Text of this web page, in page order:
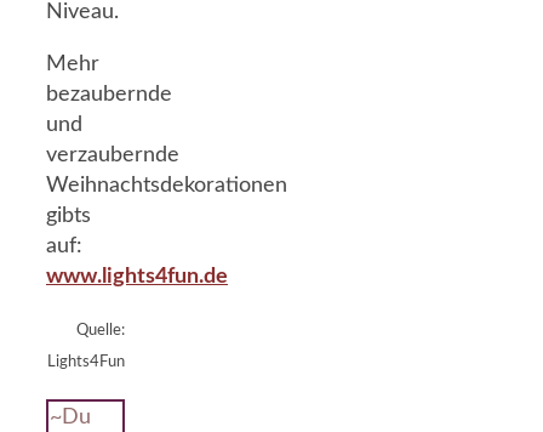
Niveau.
Mehr
bezaubernde
und
verzaubernde
Weihnachtsdekorationen
gibts
auf:
www.lights4fun.de
Quelle:
Lights4Fun
~Du